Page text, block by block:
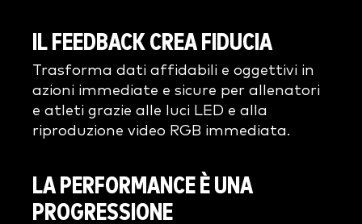
IL FEEDBACK CREA FIDUCIA
Trasforma dati affidabili e oggettivi in
azioni immediate e sicure per allenatori
e atleti grazie alle luci LED e alla
riproduzione video RGB immediata.
LA PERFORMANCE È UNA
PROGRESSIONE